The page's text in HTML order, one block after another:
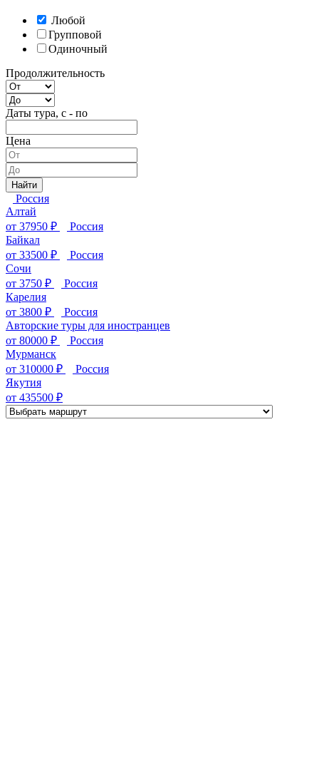
Любой
Групповой
Одиночный
Продолжительность
Даты тура, с - по
Цена
Россия
Алтай
от 37950 ₽
Россия
Байкал
от 33500 ₽
Россия
Сочи
от 3750 ₽
Россия
Карелия
от 3800 ₽
Россия
Авторские туры для иностранцев
от 80000 ₽
Россия
Мурманск
от 310000 ₽
Россия
Якутия
от 435500 ₽
Загрузка ...